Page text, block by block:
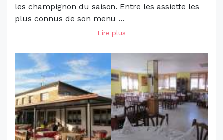
les champignon du saison. Entre les assiette les
plus connus de son menu ...
Lire plus